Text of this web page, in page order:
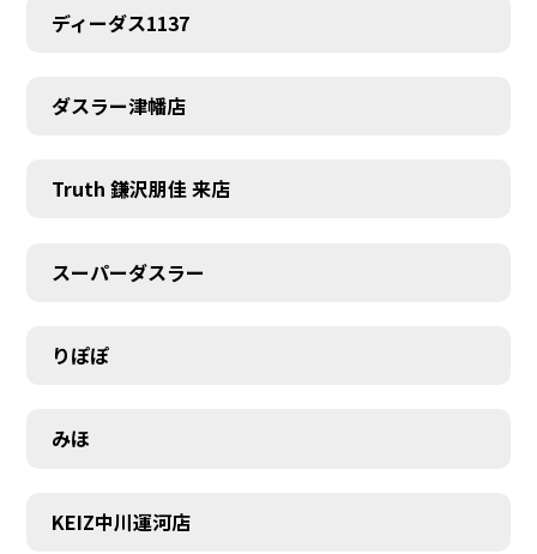
ディーダス1137
ダスラー津幡店
Truth 鎌沢朋佳 来店
スーパーダスラー
りぽぽ
みほ
KEIZ中川運河店